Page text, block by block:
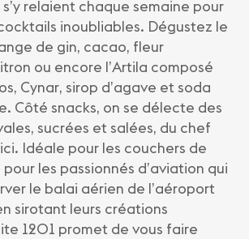
relaient chaque semaine pour
inoubliables. Dégustez le
de gin, cacao, fleur
ou encore l’Artila composé
Cynar, sirop d’agave et soda
Côté snacks, on se délecte des
sucrées et salées, du chef
Idéale pour les couchers de
les passionnés d’aviation qui
le balai aérien de l’aéroport
sirotant leurs créations
1201 promet de vous faire